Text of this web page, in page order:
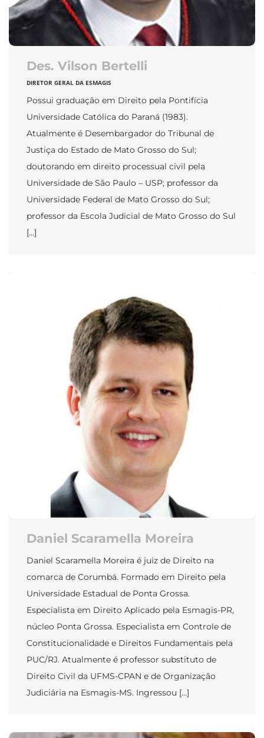
Des. Vilson Bertelli
DIRETOR GERAL DA ESMAGIS
Possui graduação em Direito pela Pontifícia
Universidade Católica do Paraná (1983).
Atualmente é Desembargador do Tribunal de
Justiça do Estado de Mato Grosso do Sul;
doutorando em direito processual civil pela
Universidade de São Paulo – USP; professor da
Universidade Federal de Mato Grosso do Sul;
professor da Escola Judicial de Mato Grosso do Sul
[…]
Daniel Scaramella Moreira
Daniel Scaramella Moreira é juiz de Direito na
comarca de Corumbá. Formado em Direito pela
Universidade Estadual de Ponta Grossa.
Especialista em Direito Aplicado pela Esmagis-PR,
núcleo Ponta Grossa. Especialista em Controle de
Constitucionalidade e Direitos Fundamentais pela
PUC/RJ. Atualmente é professor substituto de
Direito Civil da UFMS-CPAN e de Organização
Judiciária na Esmagis-MS. Ingressou […]